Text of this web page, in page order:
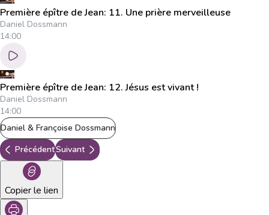
Première épître de Jean: 11. Une prière merveilleuse
Daniel Dossmann
14:00
Première épître de Jean: 12. Jésus est vivant !
Daniel Dossmann
14:00
Daniel & Françoise Dossmann
PrécédentSuivant
Copier le lien